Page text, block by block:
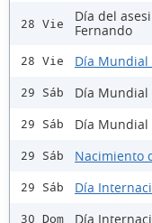
28 Vie
Día del
Fernando
28 Vie Día Mundial
29 Sáb Día
29 Sáb Día Mundial
29 Sáb Nacimiento
29 Sáb Día
30 Dom Día